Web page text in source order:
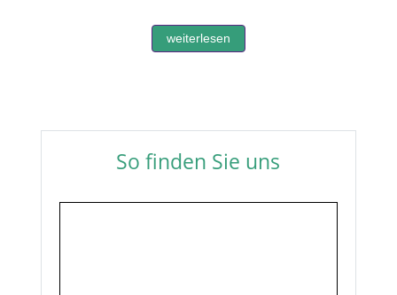
weiterlesen
So finden Sie uns